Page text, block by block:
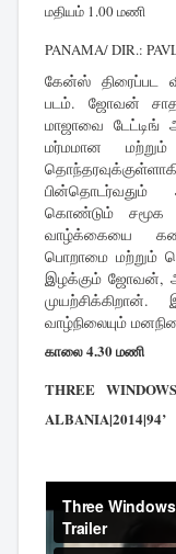
மதியம் 1.00 மணி
PANAMA/ DIR.:
கேன்ஸ் திரைப்பட
படம். ஜோவன்
மாஜாவை
மர்மமான
கொண்டும் சமூக
வாழ்க்கையை
பொறாமை மற்றும்
இழக்கும் ஜோவன்,
வாழ்நிலையும்
காலை 4.30 மணி
THREE
ALBANIA|2014|94’